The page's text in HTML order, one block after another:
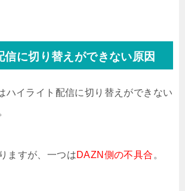
信に切り替えができない原因
ハイライト配信に切り替えができない
ますが、一つはDAZN側の不具合 。